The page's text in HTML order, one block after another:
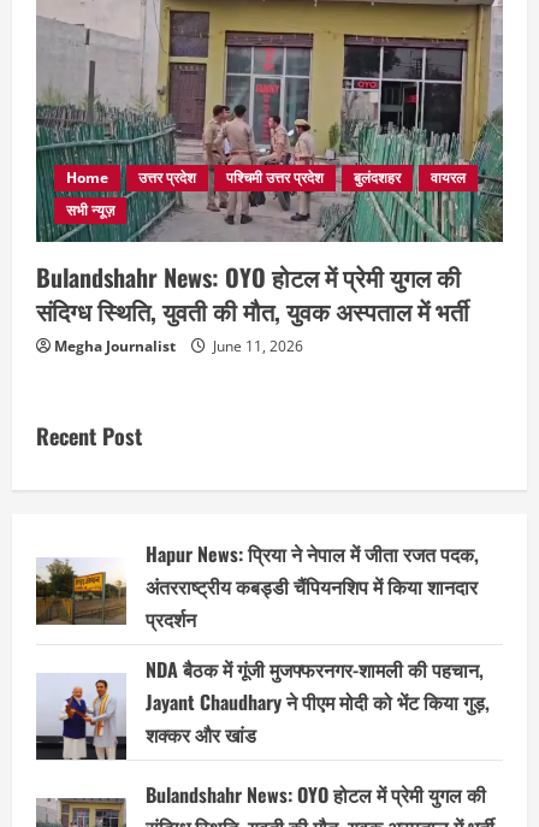
Home उत्तर प्रदेश पश्चिमी उत्तर प्रदेश बुलंदशहर
वायरल
सभी न्यूज़
Bulandshahr News: OYO होटल में प्रेमी युगल की
संदिग्ध स्थिति, युवती की मौत, युवक अस्पताल में भर्ती
Megha Journalist June 11, 2026
Recent Post
Hapur News: प्रिया ने नेपाल में जीता रजत पदक,
अंतरराष्ट्रीय कबड्डी चैंपियनशिप में किया शानदार
प्रदर्शन
NDA बैठक में गूंजी मुजफ्फरनगर-शामली की पहचान,
Jayant Chaudhary ने पीएम मोदी को भेंट किया गुड़,
शक्कर और खांड
Bulandshahr News: OYO होटल में प्रेमी युगल की